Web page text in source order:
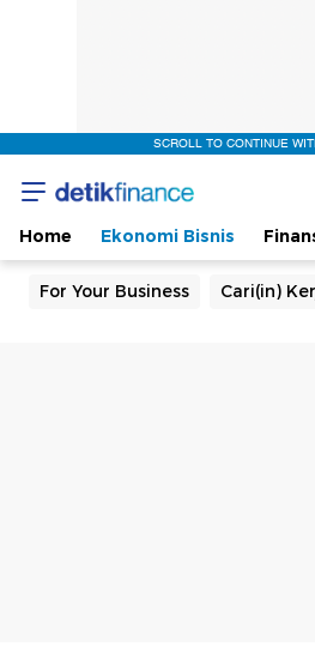
SCROLL TO CONTINUE
Home Ekonomi Bisnis
For Your Business Cari(in)